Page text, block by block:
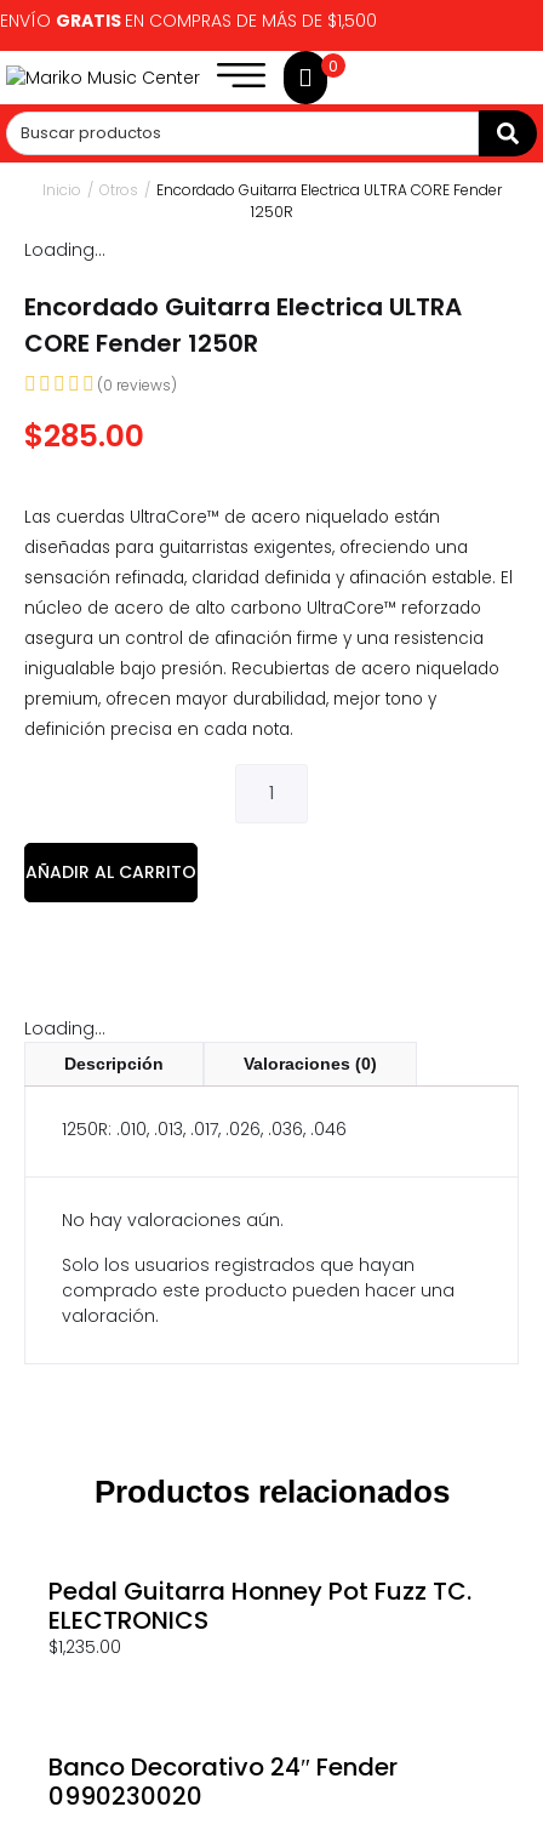
ENVÍO GRATIS EN COMPRAS DE MÁS DE $1,500
0
Inicio / Otros / Encordado Guitarra Electrica ULTRA CORE Fender
1250R
Loading...
Encordado Guitarra Electrica ULTRA
CORE Fender 1250R
(0 reviews)
$285.00
Las cuerdas UltraCore™ de acero niquelado están
diseñadas para guitarristas exigentes, ofreciendo una
sensación refinada, claridad definida y afinación estable. El
núcleo de acero de alto carbono UltraCore™ reforzado
asegura un control de afinación firme y una resistencia
inigualable bajo presión. Recubiertas de acero niquelado
premium, ofrecen mayor durabilidad, mejor tono y
definición precisa en cada nota.
AÑADIR AL CARRITO
Loading...
Descripción Valoraciones (0)
1250R: .010, .013, .017, .026, .036, .046
No hay valoraciones aún.
Solo los usuarios registrados que hayan
comprado este producto pueden hacer una
valoración.
Productos relacionados
Pedal Guitarra Honney Pot Fuzz TC.
ELECTRONICS
$1,235.00
Banco Decorativo 24″ Fender
0990230020